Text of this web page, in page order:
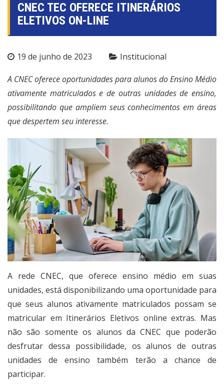
CNEC TEC OFERECE ITINERÁRIOS
ELETIVOS ON-LINE
19 de junho de 2023 Institucional
A CNEC oferece oportunidades para alunos do Ensino Médio
ativamente matriculados e de outras unidades de ensino,
possibilitando que ampliem seus conhecimentos em áreas
que despertem seu interesse.
A rede CNEC, que oferece ensino médio em suas
unidades, está disponibilizando uma oportunidade para
que seus alunos ativamente matriculados possam se
matricular em Itinerários Eletivos online extras. Mas
não são somente os alunos da CNEC que poderão
desfrutar dessa possibilidade, os alunos de outras
unidades de ensino também terão a chance de
participar.